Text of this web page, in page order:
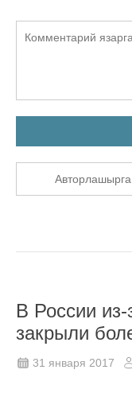
Авторлашырга
В России
закрыли
31 января 2017